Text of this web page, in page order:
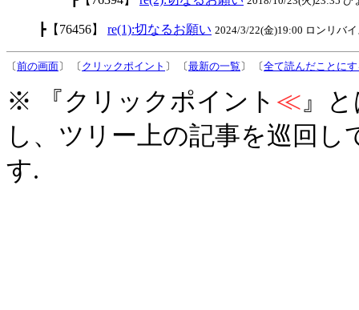
┣【76456】 re(1):切なるお願い 2024/3/22(金)19:00 ロンリバ
〔前の画面〕 〔 クリックポイント 〕 〔最新の一覧 〕 〔全て読んだことに
※ 『クリックポイント ≪』
し、ツリー上の記事を巡回
す.